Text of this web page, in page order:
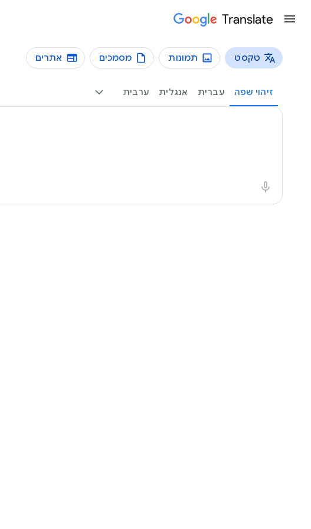
Translate
סוגי תרגום
טקסט תמונות מסמכים אתרים
זיהוי שפה עברית אנגלית ערבית
טקסט מקור